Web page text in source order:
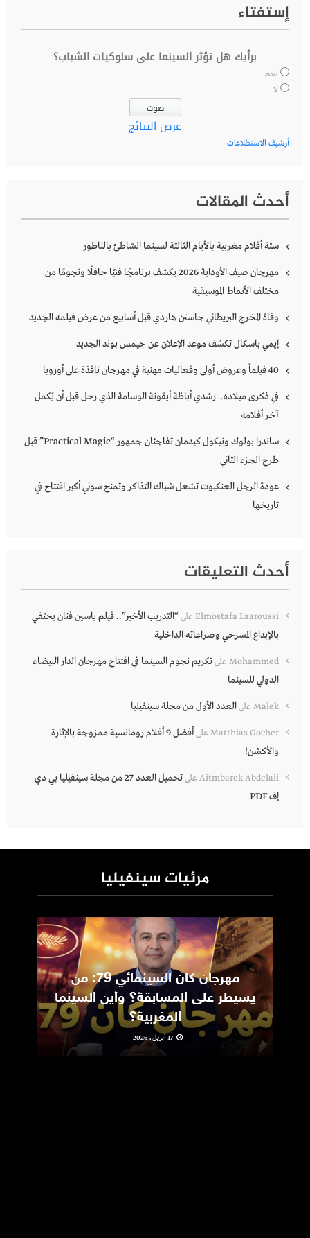
إستفتاء
برأيك هل تؤثر السينما على سلوكيات الشباب؟
نعم
لا
عرض النتائج
أرشيف الاستطلاعات
أحدث المقالات
ستة أفلام مغربية بالأيام الثالثة لسينما الشاطئ بالناظور
مهرجان صيف الأوداية 2026 يكشف برنامجًا فنيًا حافلًا ونجومًا من
مختلف الأنماط الموسيقية
وفاة المخرج البريطاني جاستن هاردي قبل أسابيع من عرض فيلمه الجديد
إيمي باسكال تكشف موعد الإعلان عن جيمس بوند الجديد
40 فيلماً وعروض أولى وفعاليات مهنية في مهرجان نافذة على أوروبا
في ذكرى ميلاده.. رشدي أباظة أيقونة الوسامة الذي رحل قبل أن يُكمل
آخر أفلامه
ساندرا بولوك ونيكول كيدمان تفاجئان جمهور “Practical Magic” قبل
طرح الجزء الثاني
عودة الرجل العنكبوت تشعل شباك التذاكر وتمنح سوني أكبر افتتاح في
تاريخها
أحدث التعليقات
Elmostafa Laaroussi على“التدريب الأخير”.. فيلم ياسين فنان يحتفي
بالإبداع المسرحي وصراعاته الداخلية
Mohammed علىتكريم نجوم السينما في افتتاح مهرجان الدار البيضاء
الدولي للسينما
Malek علىالعدد الأول من مجلة سينفيليا
Matthias Gocher على
أفضل 9 أفلام رومانسية ممزوجة بالإثارة
والأكشن!
Aitmbarek Abdelali على
تحميل العدد 27 من مجلة سينفيليا بي دي
إف PDF
مرئيات سينفيليا
مهرجان كان السينمائي 79: من
يسيطر على المسابقة؟ وأين السينما
المغربية؟
17 أبريل، 2026